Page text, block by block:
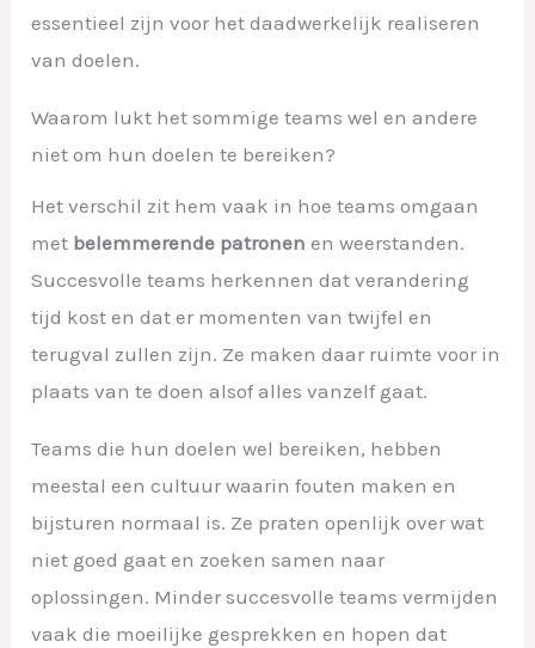
essentieel zijn voor het daadwerkelijk realiseren
van doelen.
Waarom lukt het sommige teams wel en andere
niet om hun doelen te bereiken?
Het verschil zit hem vaak in hoe teams omgaan
met belemmerende patronen en weerstanden.
Succesvolle teams herkennen dat verandering
tijd kost en dat er momenten van twijfel en
terugval zullen zijn. Ze maken daar ruimte voor in
plaats van te doen alsof alles vanzelf gaat.
Teams die hun doelen wel bereiken, hebben
meestal een cultuur waarin fouten maken en
bijsturen normaal is. Ze praten openlijk over wat
niet goed gaat en zoeken samen naar
oplossingen. Minder succesvolle teams vermijden
vaak die moeilijke gesprekken en hopen dat